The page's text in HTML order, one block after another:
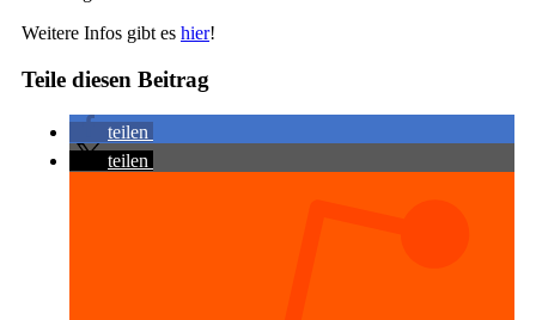
Weitere Infos gibt es hier!
Teile diesen Beitrag
teilen
teilen